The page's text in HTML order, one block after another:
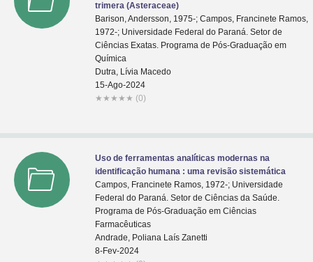
trimera (Asteraceae)
Barison, Andersson, 1975-; Campos, Francinete Ramos,
1972-; Universidade Federal do Paraná. Setor de
Ciências Exatas. Programa de Pós-Graduação em
Química
Dutra, Lívia Macedo
15-Ago-2024
★ ★ ★ ★ ★ (0)
Uso de ferramentas analíticas modernas na
identificação humana : uma revisão sistemática
Campos, Francinete Ramos, 1972-; Universidade
Federal do Paraná. Setor de Ciências da Saúde.
Programa de Pós-Graduação em Ciências
Farmacêuticas
Andrade, Poliana Laís Zanetti
8-Fev-2024